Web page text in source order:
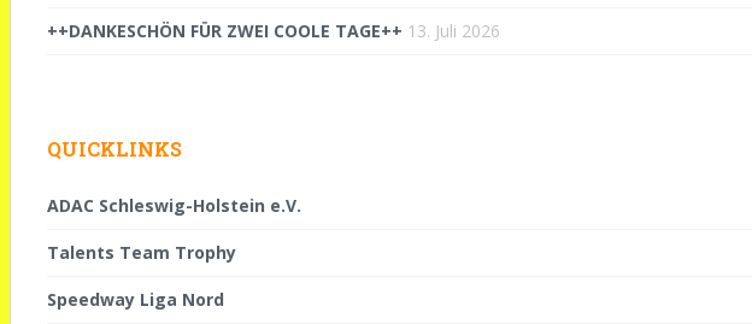
++DANKESCHÖN FÜR ZWEI COOLE TAGE++ 13. Juli 2026
QUICKLINKS
ADAC Schleswig-Holstein e.V.
Talents Team Trophy
Speedway Liga Nord